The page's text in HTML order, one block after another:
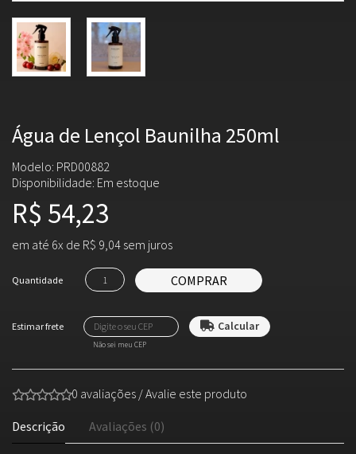
Água de Lençol Baunilha 250ml
Modelo: PRD00882
Disponibilidade: Em estoque
R$ 54,23
em até 6x de R$ 9,04 sem juros
Quantidade COMPRAR
Não sei meu CEP
0 avaliações /Avalie este produto
Descrição Avaliações (0)